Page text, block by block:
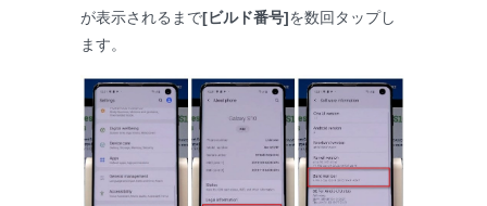
が表示されるまで[ビルド番号]を数回タップし
ます。